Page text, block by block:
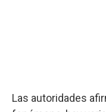
Las autoridades